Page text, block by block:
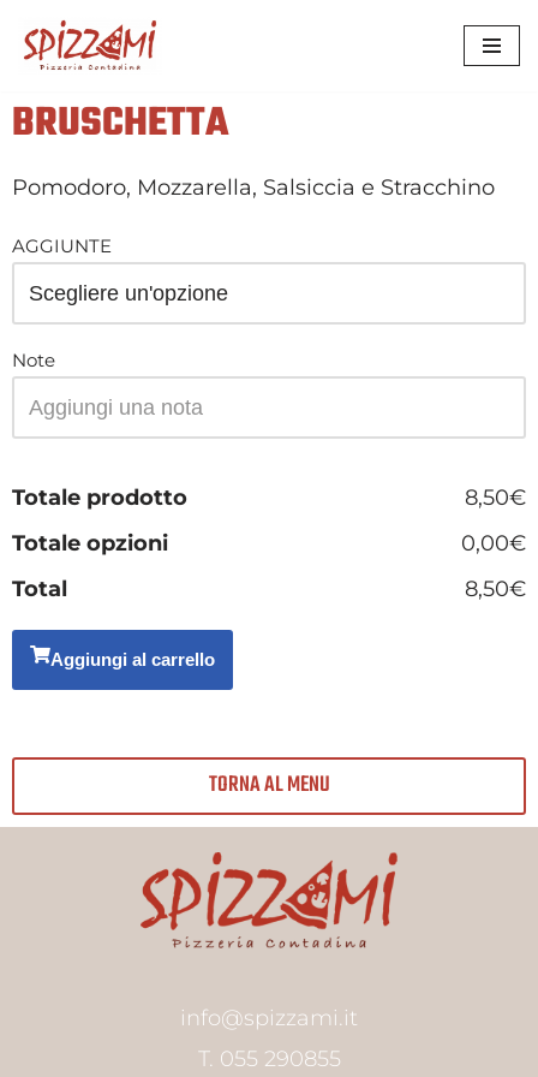
VAI
AL
CONTENUTO
BRUSCHETTA
Pomodoro, Mozzarella, Salsiccia e Stracchino
AGGIUNTE
Note
Totale prodotto
8,50€
Totale opzioni
0,00€
Total
8,50€
Aggiungi al carrello
TORNA AL MENU
info@spizzami.it
T. 055 290855